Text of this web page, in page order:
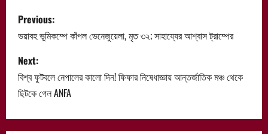
P
o
s
t
n
Previous:
ভয়াবহ ভূমিকম্পে কাঁপল ভেনেজুয়েলা, মৃত ৩২; সাহায্যের আশ্বাস ট্রাম্পের
Next:
বিশ্ব ফুটবলে নেপালের কালো দিন! ফিফার নিষেধাজ্ঞায় আন্তর্জাতিক মঞ্চ থেকে
ছিটকে গেল ANFA